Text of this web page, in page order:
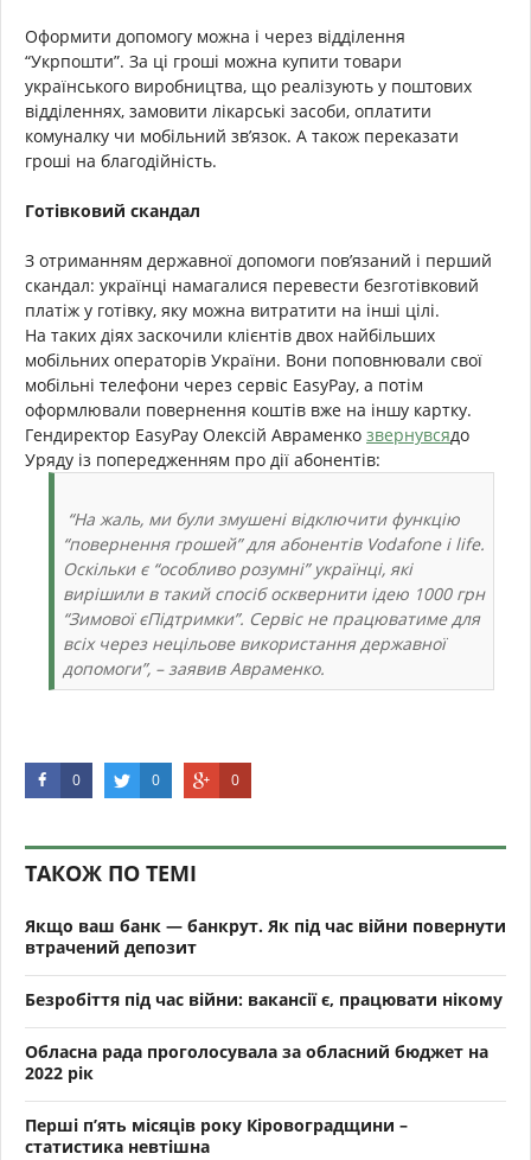
Оформити допомогу можна і через відділення
“Укрпошти”. За ці гроші можна купити товари
українського виробництва, що реалізують у поштових
відділеннях, замовити лікарські засоби, оплатити
комуналку чи мобільний зв’язок. А також переказати
гроші на благодійність.
Готівковий скандал
З отриманням державної допомоги пов’язаний і перший
скандал: українці намагалися перевести безготівковий
платіж у готівку, яку можна витратити на інші цілі.
На таких діях заскочили клієнтів двох найбільших
мобільних операторів України. Вони поповнювали свої
мобільні телефони через сервіс EasyPay, а потім
оформлювали повернення коштів вже на іншу картку.
Гендиректор EasyPay Олексій Авраменко звернувсядо
Уряду із попередженням про дії абонентів:
“На жаль, ми були змушені відключити функцію
“повернення грошей” для абонентів Vodafone і life.
Оскільки є “особливо розумні” українці, які
вирішили в такий спосіб осквернити ідею 1000 грн
“Зимової єПідтримки”. Сервіс не працюватиме для
всіх через нецільове використання державної
допомоги”, – заявив Авраменко.
0 0 0
ТАКОЖ ПО ТЕМІ
Якщо ваш банк — банкрут. Як під час війни повернути
втрачений депозит
Безробіття під час війни: вакансії є, працювати нікому
Обласна рада проголосувала за обласний бюджет на
2022 рік
Перші п’ять місяців року Кіровоградщини –
статистика невтішна